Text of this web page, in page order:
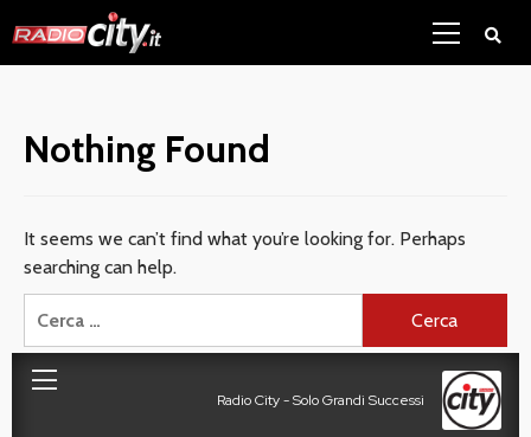
to
content
Nothing Found
It seems we can’t find what you’re looking for. Perhaps
searching can help.
per: